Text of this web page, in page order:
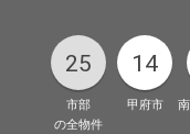
25
市部
の全物件
14
甲府市